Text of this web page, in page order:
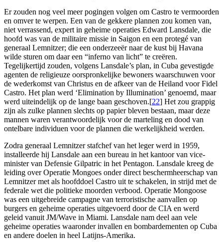
Er zouden nog veel meer pogingen volgen om Castro te vermoorden
en omver te werpen. Een van de gekkere plannen zou komen van,
niet verrassend, expert in geheime operaties Edward Lansdale, die
hoofd was van de militaire missie in Saigon en een protegé van
generaal Lemnitzer; die een onderzeeër naar de kust bij Havana
wilde sturen om daar een “inferno van licht” te creëren.
Tegelijkertijd zouden, volgens Lansdale’s plan, in Cuba gevestigde
agenten de religieuze oorspronkelijke bewoners waarschuwen voor
de wederkomst van Christus en de afkeer van de Heiland voor Fidel
Castro. Het plan werd ‘Elimination by Illumination’ genoemd, maar
werd uiteindelijk op de lange baan geschoven.[22] Het zou grappig
zijn als zulke plannen slechts op papier bleven bestaan, maar deze
mannen waren verantwoordelijk voor de marteling en dood van
ontelbare individuen voor de plannen die werkelijkheid werden.
Zodra generaal Lemnitzer stafchef van het leger werd in 1959,
installeerde hij Lansdale aan een bureau in het kantoor van vice-
minister van Defensie Gilpatric in het Pentagon. Lansdale kreeg de
leiding over Operatie Mongoes onder direct beschermheerschap van
Lemnitzer met als hoofddoel Castro uit te schakelen, in strijd met de
federale wet die politieke moorden verbood. Operatie Mongoose
was een uitgebreide campagne van terroristische aanvallen op
burgers en geheime operaties uitgevoerd door de CIA en werd
geleid vanuit JM/Wave in Miami. Lansdale nam deel aan vele
geheime operaties waaronder invallen en bombardementen op Cuba
en andere doelen in heel Latijns-Amerika.